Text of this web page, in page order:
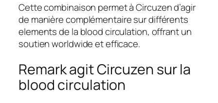
Cette combinaison permet à Circuzen d’agir
de manière complémentaire sur différents
elements de la blood circulation, offrant un
soutien worldwide et efficace.
Remark agit Circuzen sur la
blood circulation